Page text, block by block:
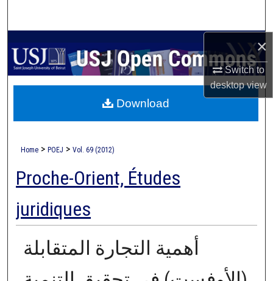
×
Switch to
desktopview
My Account
About
Home > POEJ > Vol. 69 (2012)
Proche-Orient, Études
juridiques
أهمية التجارة المتقابلة
Download